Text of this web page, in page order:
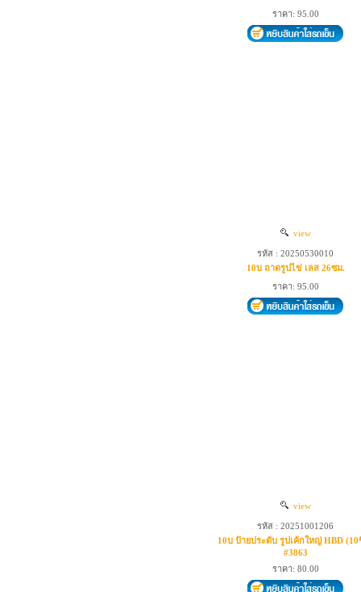
ราคา: 95.00
view
รหัส : 20250530010
10บ ถาดรูปไข่ เลส 26ซม.
ราคา: 95.00
view
รหัส : 20251001206
10บ ป้ายประดับ รูปเค้กใหญ่ HBD
#3863
ราคา: 80.00